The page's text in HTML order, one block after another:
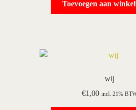
Toevoegen aan
wij
€1,00 incl. 21%